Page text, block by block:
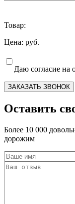
Товар:
Цена: руб.
Даю согласие на
ЗАКАЗАТЬ ЗВОНОК
Оставить
Более 10 000
дорожим